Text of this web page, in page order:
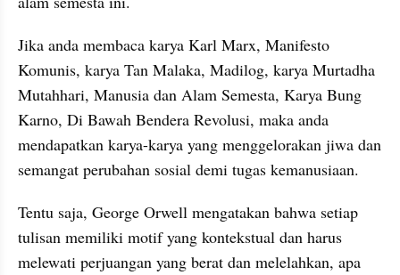
Jika anda membaca karya Karl Marx, Manifesto
Komunis, karya Tan Malaka, Madilog, karya Murtadha
Mutahhari, Manusia dan Alam Semesta, Karya Bung
Karno, Di Bawah Bendera Revolusi, maka anda
mendapatkan karya-karya yang menggelorakan jiwa dan
semangat perubahan sosial demi tugas kemanusiaan.
Tentu saja, George Orwell mengatakan bahwa setiap
tulisan memiliki motif yang kontekstual dan harus
melewati perjuangan yang berat dan melelahkan, apa